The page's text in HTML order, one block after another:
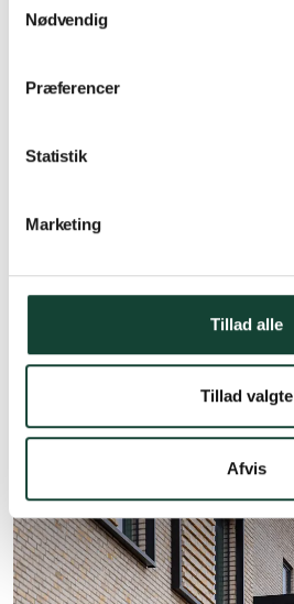
Nødvendig
Præferencer
Statistik
Marketing
Tillad alle
Tillad valgte
Afvis